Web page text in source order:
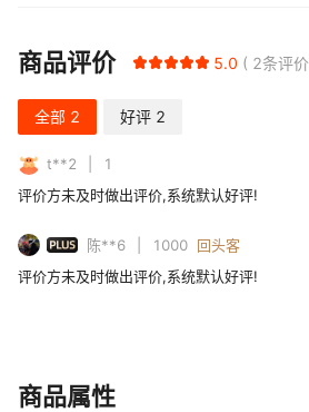
商品评价 5.0 2条评价
全部 2 好评 2
t**2
1
评价方未及时做出评价,系统默认好评!
PLUS 陈**6 1000 回头客
评价方未及时做出评价,系统默认好评!
商品属性